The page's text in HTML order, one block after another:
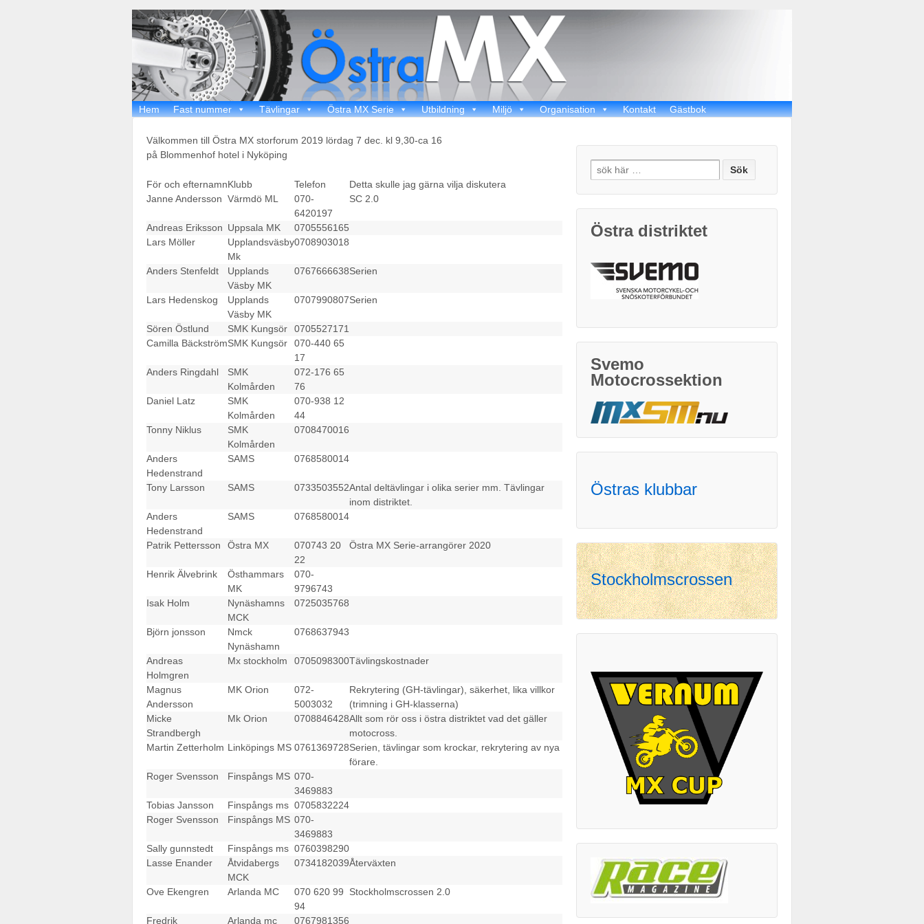
Hem Fast nummer Tävlingar Östra MX Serie Utbildning Miljö Organisation Kontakt Gästbok
Välkommen till Östra MX storforum 2019 lördag 7 dec. kl 9,30-ca 16
på Blommenhof hotel i Nyköping
För och efternamnKlubb Telefon
Detta skulle jag gärna vilja diskutera
Janne Andersson Värmdö ML
070-
6420197
SC 2.0
Andreas Eriksson Uppsala MK
0705556165
Lars Möller
Upplandsväsby
Mk
0708903018
Anders Stenfeldt
Upplands
Väsby MK
0767666638Serien
Lars Hedenskog
Upplands
Väsby MK
0707990807Serien
Sören Östlund SMK Kungsör
0705527171
Camilla BäckströmSMK Kungsör
070-440 65
17
Anders Ringdahl
SMK
Kolmården
072-176 65
76
Daniel Latz
SMK
Kolmården
070-938 12
44
Tonny Niklus
SMK
Kolmården
0708470016
Anders
Hedenstrand
SAMS 0768580014
Tony Larsson SAMS 0733503552Antal deltävlingar i olika serier mm. Tävlingar
inom distriktet.
Anders
Hedenstrand
SAMS 0768580014
Patrik Pettersson Östra MX
070743 20
22
Östra MX Serie-arrangörer 2020
Henrik Älvebrink
Östhammars
MK
070-
9796743
Isak Holm
Nynäshamns
MCK
0725035768
Björn jonsson
Nmck
Nynäshamn
0768637943
Andreas
Holmgren
Mx stockholm 0705098300Tävlingskostnader
Magnus
Andersson
MK Orion
072-
5003032
Rekrytering (GH-tävlingar), säkerhet, lika villkor
(trimning i GH-klasserna)
Micke
Strandbergh
Mk Orion 0708846428Allt som rör oss i östra distriktet vad det gäller
motocross.
Martin Zetterholm Linköpings MS 0761369728Serien, tävlingar som krockar, rekrytering av nya
förare.
Roger Svensson
Finspångs MS 070-
3469883
Tobias Jansson
Finspångs ms 0705832224
Roger Svensson
Finspångs MS 070-
3469883
Sally gunnstedt
Finspångs ms 0760398290
Lasse Enander
Åtvidabergs
MCK
0734182039Återväxten
Ove Ekengren Arlanda MC
070 620 99
94
Stockholmscrossen 2.0
Fredrik Arlanda mc 0767981356
Search
for:
Östra distriktet
Svemo
Motocrossektion
Östras klubbar
Stockholmscrossen